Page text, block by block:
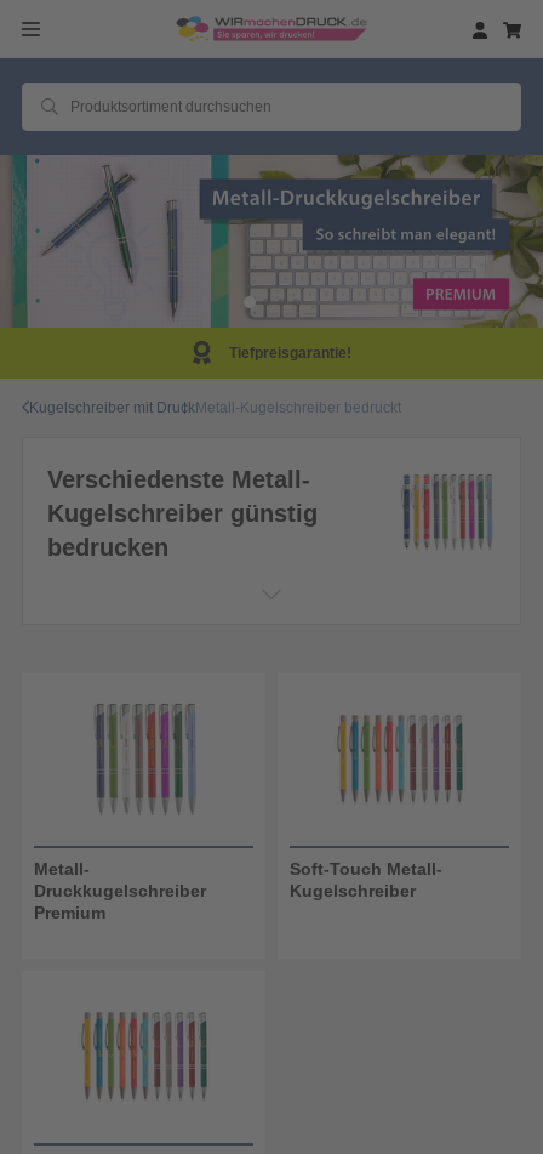
Tiefpreisgarantie!
Kugelschreiber mit DruckMetall-Kugelschreiber bedruckt
Verschiedenste Metall-
Kugelschreiber günstig
bedrucken
Metall-
Druckkugelschreiber
Premium
Soft-Touch Metall-
Kugelschreiber